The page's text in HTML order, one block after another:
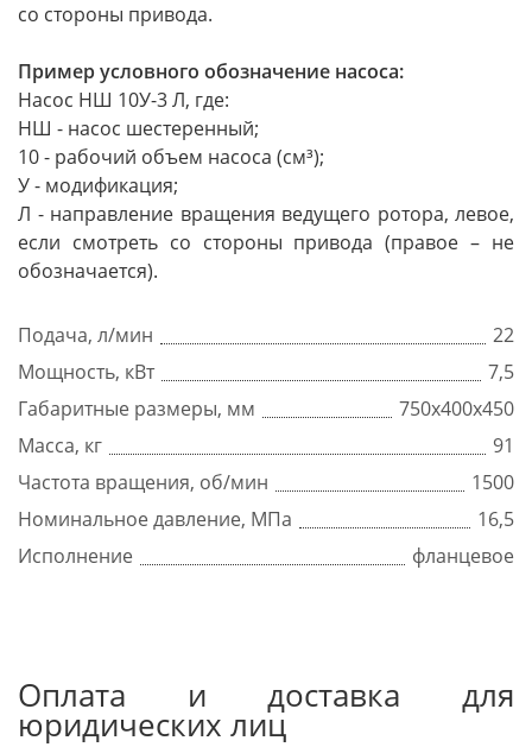
со стороны привода.
Пример условного обозначение насоса:
Насос НШ 10У-3 Л, где:
НШ - насос шестеренный;
10 - рабочий объем насоса (см³);
У - модификация;
Л - направление вращения ведущего ротора, левое,
если смотреть со стороны привода (правое – не
обозначается).
Подача, л/мин
22
Мощность, кВт
7,5
Габаритные размеры, мм
750x400x450
Масса, кг
91
Частота вращения, об/мин
1500
Номинальное давление, МПа
16,5
Исполнение
фланцевое
Оплата и доставка для
юридических лиц